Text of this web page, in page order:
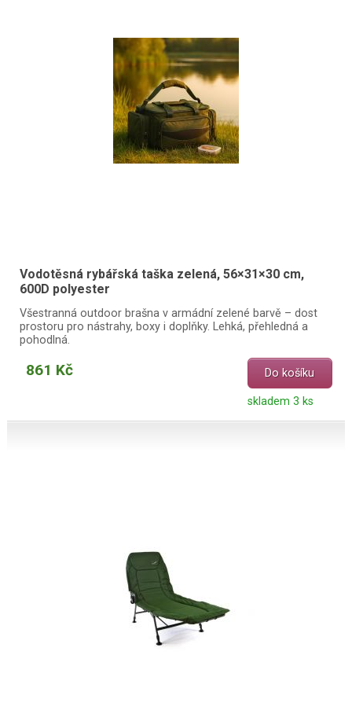
Vodotěsná rybářská taška zelená, 56×31×30 cm,
600D polyester
Všestranná outdoor brašna v armádní zelené barvě – dost
prostoru pro nástrahy, boxy i doplňky. Lehká, přehledná a
pohodlná.
861 Kč Do košíku
skladem 3 ks